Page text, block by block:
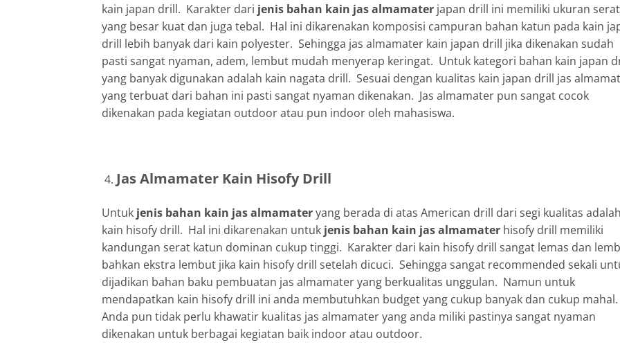
kain japan drill. Karakter dari jenis bahan kain jas almamater japan drill ini memiliki ukuran serat
yang besar kuat dan juga tebal. Hal ini dikarenakan komposisi campuran bahan katun pada kain
drill lebih banyak dari kain polyester. Sehingga jas almamater kain japan drill jika dikenakan sudah
pasti sangat nyaman, adem, lembut mudah menyerap keringat. Untuk kategori bahan kain japan
yang banyak digunakan adalah kain nagata drill. Sesuai dengan kualitas kain japan drill jas
yang terbuat dari bahan ini pasti sangat nyaman dikenakan. Jas almamater pun sangat cocok
dikenakan pada kegiatan outdoor atau pun indoor oleh mahasiswa.
Jas Almamater Kain Hisofy Drill
Untuk jenis bahan kain jas almamateryang berada di atas American drill dari segi kualitas adalah
kain hisofy drill. Hal ini dikarenakan untuk jenis bahan kain jas almamater hisofy drill memiliki
kandungan serat katun dominan cukup tinggi. Karakter dari kain hisofy drill sangat lemas dan
bahkan ekstra lembut jika kain hisofy drill setelah dicuci. Sehingga sangat recommended sekali
dijadikan bahan baku pembuatan jas almamater yang berkualitas unggulan. Namun untuk
mendapatkan kain hisofy drill ini anda membutuhkan budget yang cukup banyak dan cukup mahal.
Anda pun tidak perlu khawatir kualitas jas almamater yang anda miliki pastinya sangat nyaman
dikenakan untuk berbagai kegiatan baik indoor atau outdoor.